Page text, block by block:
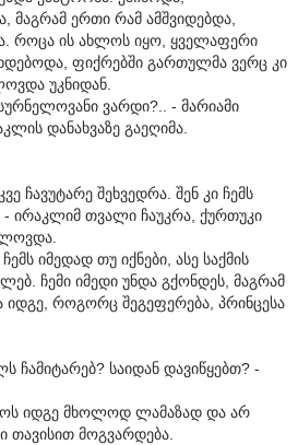
მაგრამ ერთი რამ ამშვიდებდა,
როცა ის ახლოს იყო, ყველაფერი
ფიქრებში გართულმა ვერც კი
უკნიდან.
ვარდი?.. - მარიამი
დანახვაზე გაეღიმა.
ჩავუტარე შეხვედრა. შენ კი ჩემს
თვალი ჩაუკრა, ქურთუკი
იმედად თუ იქნები, ასე საქმის
ჩემი იმედი უნდა გქონდეს, მაგრამ
იდგე, როგორც შეგეფერება, პრინცესა
ჩამიტარებ? საიდან დავიწყებთ? -
იდგე მხოლოდ ლამაზად და არ
მოგვარდება.